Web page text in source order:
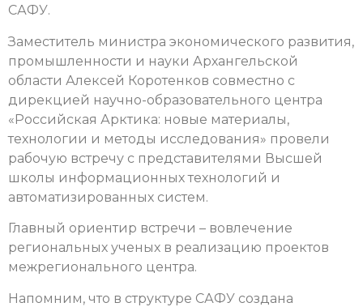
САФУ.
Заместитель министра экономического развития,
промышленности и науки Архангельской
области Алексей Коротенков совместно с
дирекцией научно-образовательного центра
«Российская Арктика: новые материалы,
технологии и методы исследования» провели
рабочую встречу с представителями Высшей
школы информационных технологий и
автоматизированных систем.
Главный ориентир встречи – вовлечение
региональных ученых в реализацию проектов
межрегионального центра.
Напомним, что в структуре САФУ создана